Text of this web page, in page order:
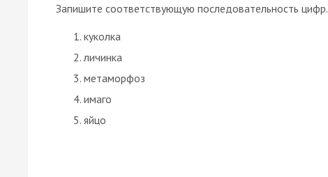
Запишите соответствующую последовательность цифр.
куколка
личинка
метаморфоз
имаго
яйцо